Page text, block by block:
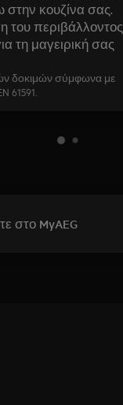
στην κουζίνα σας.
του περιβάλλοντος
τη μαγειρική σας
δοκιμών σύμφωνα με
61591.
στο MyAEG